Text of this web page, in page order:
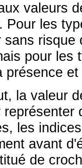
valeurs
Pour les
sans risque
pour les
présence
la valeur
représenter
les
avant
de